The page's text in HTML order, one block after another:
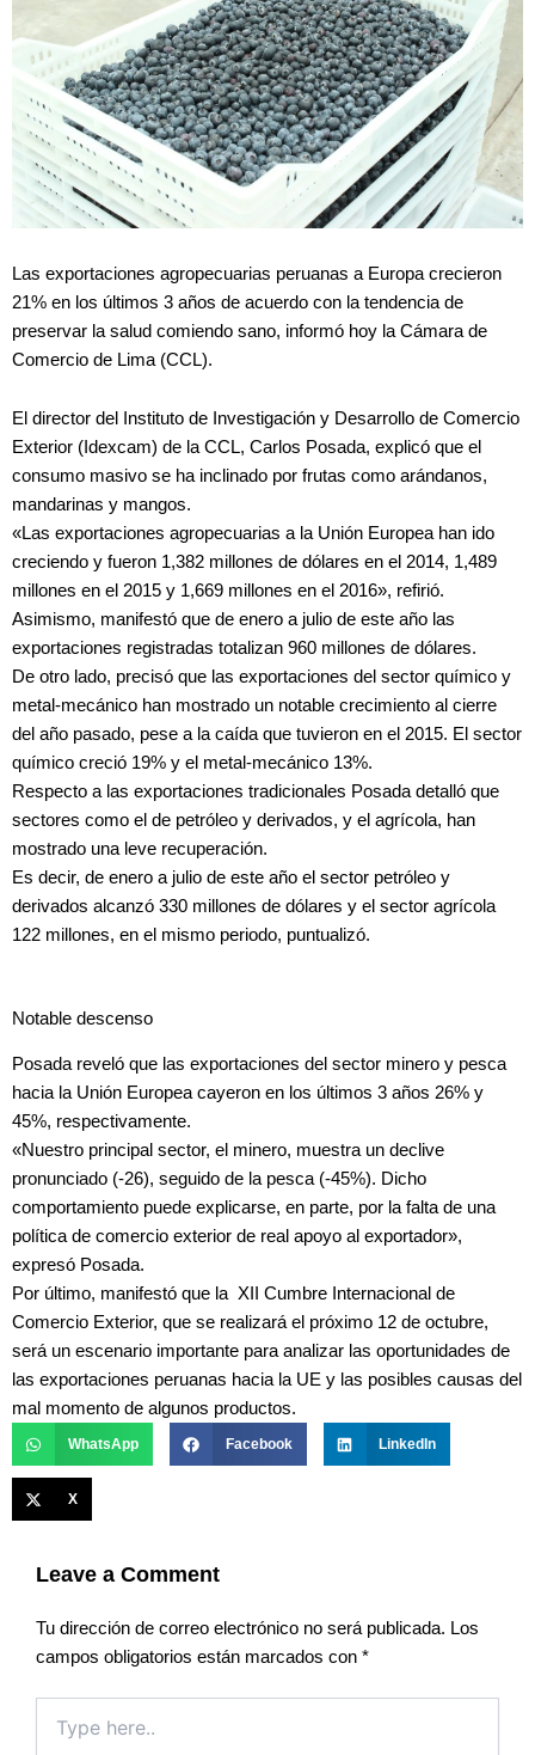
Las exportaciones agropecuarias peruanas a Europa crecieron
21% en los últimos 3 años de acuerdo con la tendencia de
preservar la salud comiendo sano, informó hoy la Cámara de
Comercio de Lima (CCL).
El director del Instituto de Investigación y Desarrollo de Comercio
Exterior (Idexcam) de la CCL, Carlos Posada, explicó que el
consumo masivo se ha inclinado por frutas como arándanos,
mandarinas y mangos.
«Las exportaciones agropecuarias a la Unión Europea han ido
creciendo y fueron 1,382 millones de dólares en el 2014, 1,489
millones en el 2015 y 1,669 millones en el 2016», refirió.
Asimismo, manifestó que de enero a julio de este año las
exportaciones registradas totalizan 960 millones de dólares.
De otro lado, precisó que las exportaciones del sector químico y
metal-mecánico han mostrado un notable crecimiento al cierre
del año pasado, pese a la caída que tuvieron en el 2015. El sector
químico creció 19% y el metal-mecánico 13%.
Respecto a las exportaciones tradicionales Posada detalló que
sectores como el de petróleo y derivados, y el agrícola, han
mostrado una leve recuperación.
Es decir, de enero a julio de este año el sector petróleo y
derivados alcanzó 330 millones de dólares y el sector agrícola
122 millones, en el mismo periodo, puntualizó.
Notable descenso
Posada reveló que las exportaciones del sector minero y pesca
hacia la Unión Europea cayeron en los últimos 3 años 26% y
45%, respectivamente.
«Nuestro principal sector, el minero, muestra un declive
pronunciado (-26), seguido de la pesca (-45%). Dicho
comportamiento puede explicarse, en parte, por la falta de una
política de comercio exterior de real apoyo al exportador»,
expresó Posada.
Por último, manifestó que la XII Cumbre Internacional de
Comercio Exterior, que se realizará el próximo 12 de octubre,
será un escenario importante para analizar las oportunidades de
las exportaciones peruanas hacia la UE y las posibles causas del
mal momento de algunos productos.
WhatsApp Facebook LinkedIn
X
Leave a Comment
Tu dirección de correo electrónico no será publicada. Los
campos obligatorios están marcados con *
here..